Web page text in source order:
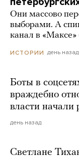
Они массово
выборами. А
канал в
ИСТОРИИ день назад
Боты в
враждебно
власти начали
день назад
Светлане